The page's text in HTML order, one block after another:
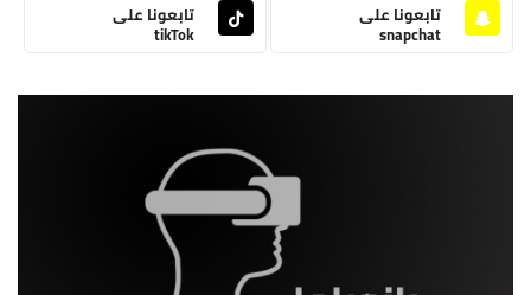
تابعونا على
snapchat
تابعونا على
tikTok